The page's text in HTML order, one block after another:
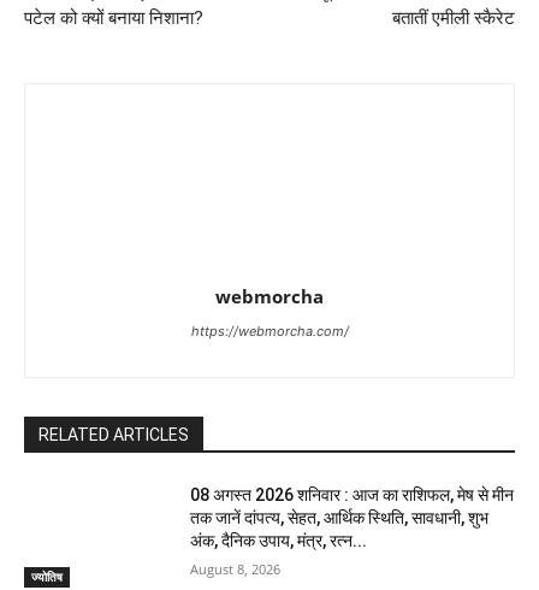
पटेल को क्यों बनाया निशाना?
बतातीं एमीली स्कैरेट
webmorcha
https://webmorcha.com/
RELATED ARTICLES
ज्योतिष
08 अगस्त 2026 शनिवार : आज का राशिफल, मेष से मीन
तक जानें दांपत्य, सेहत, आर्थिक स्थिति, सावधानी, शुभ
अंक, दैनिक उपाय, मंत्र, रत्न...
August 8, 2026